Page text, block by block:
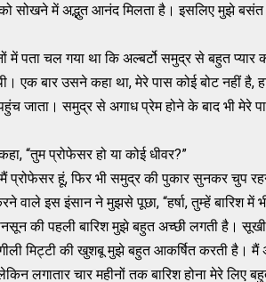
को सोखने में अद्भुत आनंद मिलता है। इसलिए मुझे
में पता चल गया था कि अल्बर्टो समुद्र से बहुत
एक बार उसने कहा था, मेरे पास कोई बोट नहीं है,
पहुंच जाता। समुद्र से अगाध प्रेम होने के बाद भी मेरे
“तुम प्रोफेसर हो या कोई धीवर?”
प्रोफेसर हूं, फिर भी समुद्र की पुकार सुनकर चुप
वाले इस इंसान ने मुझसे पूछा, “हर्षा, तुम्हें बारिश में
की पहली बारिश मुझे बहुत अच्छी लगती है।
गीली मिट्टी की खुशबू मुझे बहुत आकर्षित करती है।
लगातार चार महीनों तक बारिश होना मेरे